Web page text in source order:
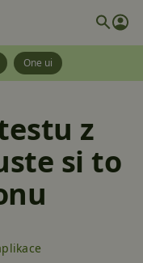
One ui
z
si to